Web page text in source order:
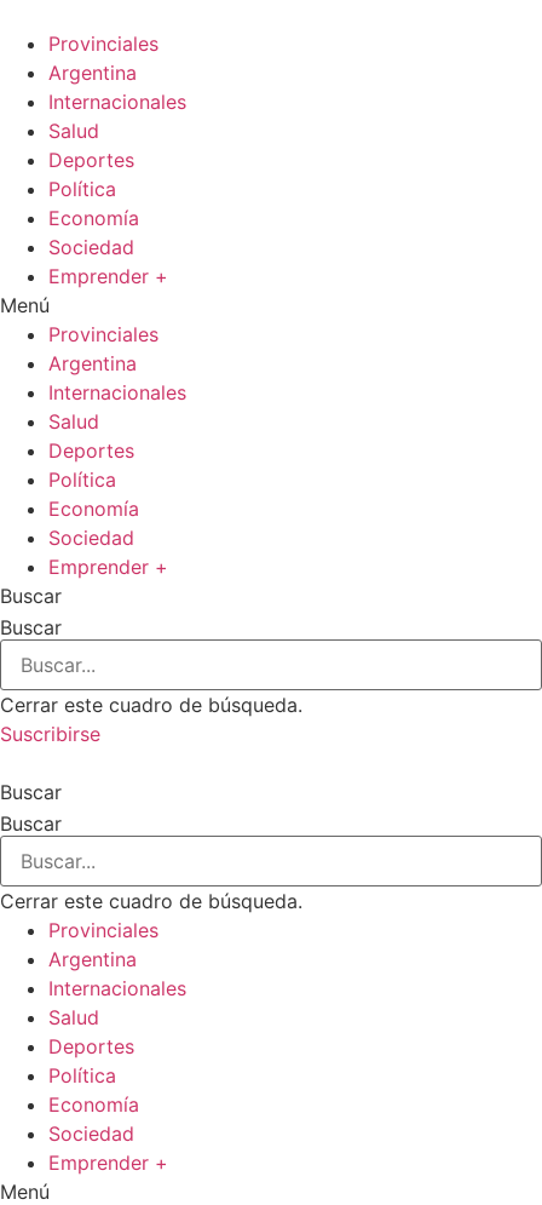
contenido
Provinciales
Argentina
Internacionales
Salud
Deportes
Política
Economía
Sociedad
Emprender +
Menú
Provinciales
Argentina
Internacionales
Salud
Deportes
Política
Economía
Sociedad
Emprender +
Buscar
Buscar
Cerrar este cuadro de búsqueda.
Suscribirse
Buscar
Buscar
Cerrar este cuadro de búsqueda.
Provinciales
Argentina
Internacionales
Salud
Deportes
Política
Economía
Sociedad
Emprender +
Menú